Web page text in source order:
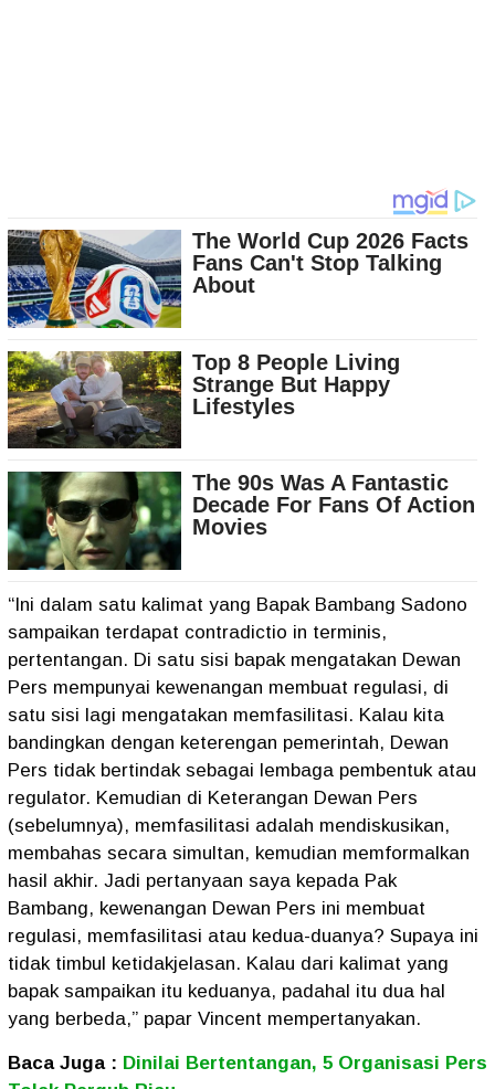
“Ini dalam satu kalimat yang Bapak Bambang Sadono
sampaikan terdapat contradictio in terminis,
pertentangan. Di satu sisi bapak mengatakan Dewan
Pers mempunyai kewenangan membuat regulasi, di
satu sisi lagi mengatakan memfasilitasi. Kalau kita
bandingkan dengan keterengan pemerintah, Dewan
Pers tidak bertindak sebagai lembaga pembentuk atau
regulator. Kemudian di Keterangan Dewan Pers
(sebelumnya), memfasilitasi adalah mendiskusikan,
membahas secara simultan, kemudian memformalkan
hasil akhir. Jadi pertanyaan saya kepada Pak
Bambang, kewenangan Dewan Pers ini membuat
regulasi, memfasilitasi atau kedua-duanya? Supaya ini
tidak timbul ketidakjelasan. Kalau dari kalimat yang
bapak sampaikan itu keduanya, padahal itu dua hal
yang berbeda,” papar Vincent mempertanyakan.
Baca Juga : Dinilai Bertentangan, 5 Organisasi Pers